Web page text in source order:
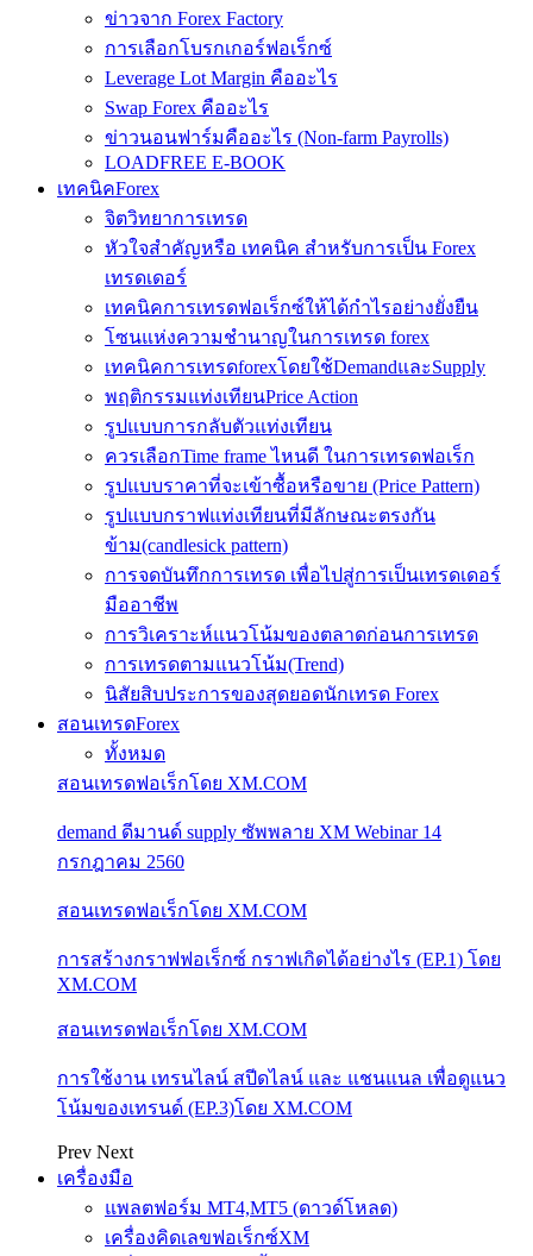
ข่าวจาก Forex Factory
การเลือกโบรกเกอร์ฟอเร็กซ์
Leverage Lot Margin คืออะไร
Swap Forex คืออะไร
ข่าวนอนฟาร์มคืออะไร (Non-farm Payrolls)
LOADFREE E-BOOK
เทคนิคForex
จิตวิทยาการเทรด
หัวใจสำคัญหรือ เทคนิค สำหรับการเป็น Forex
เทรดเดอร์
เทคนิคการเทรดฟอเร็กซ์ให้ได้กำไรอย่างยั่งยืน
โซนแห่งความชำนาญในการเทรด forex
เทคนิคการเทรดforexโดยใช้DemandและSupply
พฤติกรรมแท่งเทียนPrice Action
รูปแบบการกลับตัวแท่งเทียน
ควรเลือกTime frame ไหนดี ในการเทรดฟอเร็ก
รูปแบบราคาที่จะเข้าซื้อหรือขาย (Price Pattern)
รูปแบบกราฟแท่งเทียนที่มีลักษณะตรงกัน
ข้าม(candlesick pattern)
การจดบันทึกการเทรด เพื่อไปสู่การเป็นเทรดเดอร์
มืออาชีพ
การวิเคราะห์แนวโน้มของตลาดก่อนการเทรด
การเทรดตามแนวโน้ม(Trend)
นิสัยสิบประการของสุดยอดนักเทรด Forex
สอนเทรดForex
ทั้งหมด
สอนเทรดฟอเร็กโดย XM.COM
demand ดีมานด์ supply ซัพพลาย XM Webinar 14
กรกฎาคม 2560
สอนเทรดฟอเร็กโดย XM.COM
การสร้างกราฟฟอเร็กซ์ กราฟเกิดได้อย่างไร (EP.1) โดย
XM.COM
สอนเทรดฟอเร็กโดย XM.COM
การใช้งาน เทรนไลน์ สปีดไลน์ และ แชนแนล เพื่อดูแนว
โน้มของเทรนด์ (EP.3)โดย XM.COM
Prev Next
เครื่องมือ
แพลตฟอร์ม MT4,MT5 (ดาวด์โหลด)
เครื่องคิดเลขฟอเร็กซ์XM